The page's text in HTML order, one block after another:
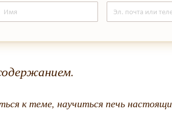
к теме, научиться печь